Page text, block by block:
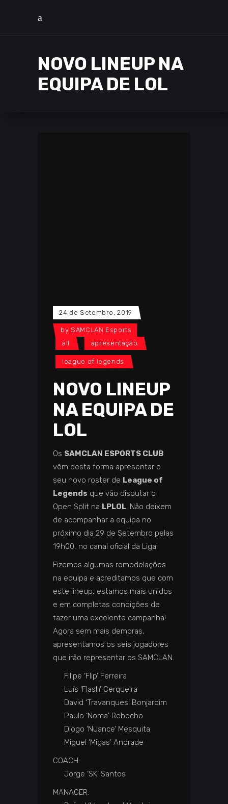
NOVO LINEUP NA
EQUIPA DE LOL
24 de Setembro, 2019
by SAMCLAN Esports
all
apresentação
league of legends
NOVO LINEUP
NA EQUIPA DE
LOL
Os SAMCLAN ESPORTS CLUB
vêm desta forma apresentar o
seu novo roster de League of
Legends que vão disputar o
Open Split na LPLOL. Não deixem
de acompanhar a equipa no
próximo dia 29 de Setembro pelas
19h00, no canal oficial da Liga!
Fizemos algumas remodelações
na equipa e acreditamos que com
este lineup, estamos mais unidos
e em completas condições de
fazer uma excelente campanha!
Agora sem mais demoras,
apresentamos os seis jogadores
que irão representar os SAMCLAN.
Filipe ‘Flip’ Ferreira
Luís ‘Flash’ Cerqueira
David ‘Travanques’ Bonjardim
Paulo ‘Noma’ Rebocho
Diogo ‘Nuance’ Mesquita
Miguel ‘Migas’ Andrade
COACH:
Jorge ‘SK’ Santos
MANAGER: